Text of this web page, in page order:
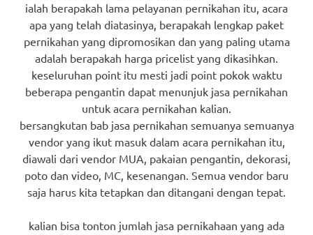
ialah berapakah lama pelayanan pernikahan itu, acara
apa yang telah diatasinya, berapakah lengkap paket
pernikahan yang dipromosikan dan yang paling utama
adalah berapakah harga pricelist yang dikasihkan.
keseluruhan point itu mesti jadi point pokok waktu
beberapa pengantin dapat menunjuk jasa pernikahan
untuk acara pernikahan kalian.
bersangkutan bab jasa pernikahan semuanya semuanya
vendor yang ikut masuk dalam acara pernikahan itu,
diawali dari vendor MUA, pakaian pengantin, dekorasi,
poto dan video, MC, kesenangan. Semua vendor baru
saja harus kita tetapkan dan ditangani dengan tepat.
kalian bisa tonton jumlah jasa pernikahaan yang ada